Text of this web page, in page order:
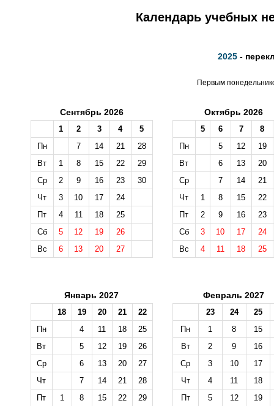
Календарь учебных
2025 -
Первым
Сентябрь 2026
1 2 3 4
5
Пн
7 14 21
28
Вт
1 8 15 22
29
Ср
2 9 16 23
30
Чт
3 10 17
24
Пт
4 11 18
25
Сб
5 12 19
26
Вс
6 13 20 27
Октябрь 2026
5 6 7
8
Пн
5 12
19
Вт
6 13
20
Ср
7 14
21
Чт
1 8 15
22
Пт
2 9 16
23
Сб
3 10 17
24
Вс
4 11 18 25
Январь 2027
18 19 20 21
22
Пн
4 11 18
25
Вт
5 12 19
26
Ср
6 13 20
27
Чт
7 14 21
28
Пт
1 8 15 22
29
Февраль 2027
23 24
25
Пн
1 8
15
Вт
2 9
16
Ср
3 10
17
Чт
4 11
18
Пт
5 12
19